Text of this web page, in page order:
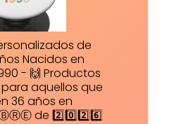
de
Nacidos en
- 🙌 Productos
aquellos que
36 años en
de 2️⃣0️⃣2️⃣6️⃣